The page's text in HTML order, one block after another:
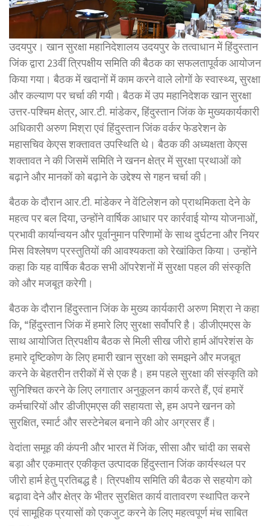
उदयपुर। खान सुरक्षा महानिदेशालय उदयपुर के तत्वाधान में हिंदुस्तान
जिंक द्वारा 23वीं त्रिपक्षीय समिति की बैठक का सफलतापूर्वक आयोजन
किया गया। बैठक में खदानों में काम करने वाले लोगों के स्वास्थ्य, सुरक्षा
और कल्याण पर चर्चा की गयी। बैठक में उप महानिदेशक खान सुरक्षा
उत्तर-पश्चिम क्षेत्र, आर.टी. मांडेकर, हिंदुस्तान जिंक के मुख्यकार्यकारी
अधिकारी अरुण मिश्रा एवं हिंदुस्तान जिंक वर्कर फेडरेशन के
महासचिव केएस शक्तावत उपस्थिति थे। बैठक की अध्यक्षता केएस
शक्तावत ने की जिसमें समिति ने खनन क्षेत्र में सुरक्षा प्रथाओं को
बढ़ाने और मानकों को बढ़ाने के उद्देश्य से गहन चर्चा की।
बैठक के दौरान आर.टी. मांडेकर ने वेंटिलेशन को प्राथमिकता देने के
महत्व पर बल दिया, उन्होंने वार्षिक आधार पर कार्रवाई योग्य योजनाओं,
प्रभावी कार्यान्वयन और पूर्वानुमान परिणामों के साथ दुर्घटना और नियर
मिस विश्लेषण प्रस्तुतियों की आवश्यकता को रेखांकित किया। उन्होंने
कहा कि यह वार्षिक बैठक सभी ऑपरेशनों में सुरक्षा पहल की संस्कृति
को और मजबूत करेगी।
बैठक के दौरान हिंदुस्तान जिंक के मुख्य कार्यकारी अरुण मिश्रा ने कहा
कि, “हिंदुस्तान जिंक में हमारे लिए सुरक्षा सर्वोपरि है। डीजीएमएस के
साथ आयोजित त्रिपक्षीय बैठक से मिली सीख जीरो हार्म ऑपरेशंस के
हमारे दृष्टिकोण के लिए हमारी खान सुरक्षा को समझने और मजबूत
करने के बेहतरीन तरीकों में से एक है। हम पहले सुरक्षा की संस्कृति को
सुनिश्चित करने के लिए लगातार अनुकूलन कार्य करते हैं, एवं हमारें
कर्मचारियों और डीजीएमएस की सहायता से, हम अपने खनन को
सुरक्षित, स्मार्ट और सस्टेनेबल बनाने की ओर अग्रसर हैं।
वेदांता समूह की कंपनी और भारत में जिंक, सीसा और चांदी का सबसे
बड़ा और एकमात्र एकीकृत उत्पादक हिंदुस्तान जिंक कार्यस्थल पर
जीरो हार्म हेतु प्रतिबद्ध है। त्रिपक्षीय समिति की बैठक से सहयोग को
बढ़ावा देने और क्षेत्र के भीतर सुरक्षित कार्य वातावरण स्थापित करने
एवं सामूहिक प्रयासों को एकजुट करने के लिए महत्वपूर्ण मंच साबित